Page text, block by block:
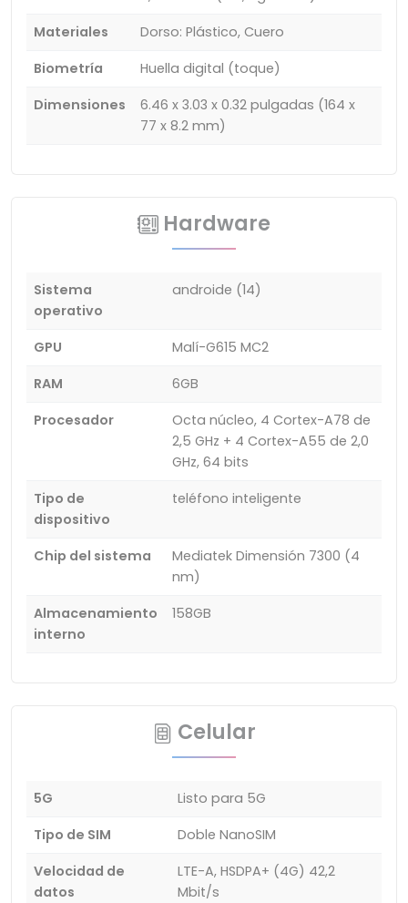
Materiales
Dorso: Plástico, Cuero
Biometría
Huella digital (toque)
Dimensiones
6.46 x 3.03 x 0.32 pulgadas (164 x
77 x 8.2 mm)
Hardware
Sistema
operativo
androide (14)
GPU
Malí-G615 MC2
RAM
6GB
Procesador
Octa núcleo, 4 Cortex-A78 de
2,5 GHz + 4 Cortex-A55 de 2,0
GHz, 64 bits
Tipo de
dispositivo
teléfono inteligente
Chip del sistema
Mediatek Dimensión 7300 (4
nm)
Almacenamiento
interno
158GB
Celular
5G
Listo para 5G
Tipo de SIM
Doble NanoSIM
Velocidad de
datos
LTE-A, HSDPA+ (4G) 42,2
Mbit/s